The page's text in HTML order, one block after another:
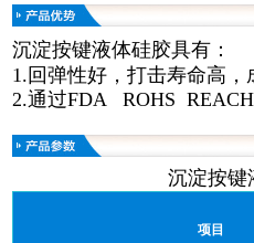
沉淀按键液体硅胶具有：
1.回弹性好，打击寿命高
2.通过FDA ROHS
沉淀按键
项目